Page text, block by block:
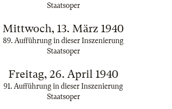
Staatsoper
Mittwoch, 13. März 1940
89. Aufführung in dieser Inszenierung
Staatsoper
Freitag, 26. April 1940
91. Aufführung in dieser Inszenierung
Staatsoper